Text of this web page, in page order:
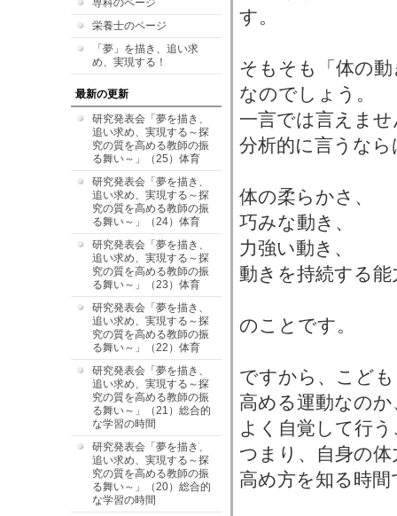
専科のページ
栄養士のページ
「夢」を描き、追い求
め、実現する！
最新の更新
研究発表会「夢を描き、
追い求め、実現する～探
究の質を高める教師の振
る舞い～」（25）体育
研究発表会「夢を描き、
追い求め、実現する～探
究の質を高める教師の振
る舞い～」（24）体育
研究発表会「夢を描き、
追い求め、実現する～探
究の質を高める教師の振
る舞い～」（23）体育
研究発表会「夢を描き、
追い求め、実現する～探
究の質を高める教師の振
る舞い～」（22）体育
研究発表会「夢を描き、
追い求め、実現する～探
究の質を高める教師の振
る舞い～」（21）総合的
な学習の時間
研究発表会「夢を描き、
追い求め、実現する～探
究の質を高める教師の振
る舞い～」（20）総合的
な学習の時間
す。
そもそも「体の
なのでしょう。
一言では言えま
分析的に言うなら
体の柔らかさ、
巧みな動き、
力強い動き、
動きを持続する
のことです。
ですから、こど
高める運動なのか
よく自覚して行
つまり、自身の
高め方を知る時